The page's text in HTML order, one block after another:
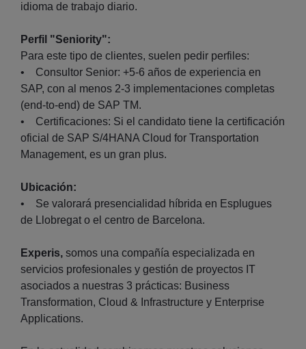
idioma de trabajo diario.
Perfil "Seniority":
Para este tipo de clientes, suelen pedir perfiles:
• Consultor Senior: +5-6 años de experiencia en
SAP, con al menos 2-3 implementaciones completas
(end-to-end) de SAP TM.
• Certificaciones: Si el candidato tiene la certificación
oficial de SAP S/4HANA Cloud for Transportation
Management, es un gran plus.
Ubicación:
• Se valorará presencialidad híbrida en Esplugues
de Llobregat o el centro de Barcelona.
Experis, somos una compañía especializada en
servicios profesionales y gestión de proyectos IT
asociados a nuestras 3 prácticas: Business
Transformation, Cloud & Infrastructure y Enterprise
Applications.